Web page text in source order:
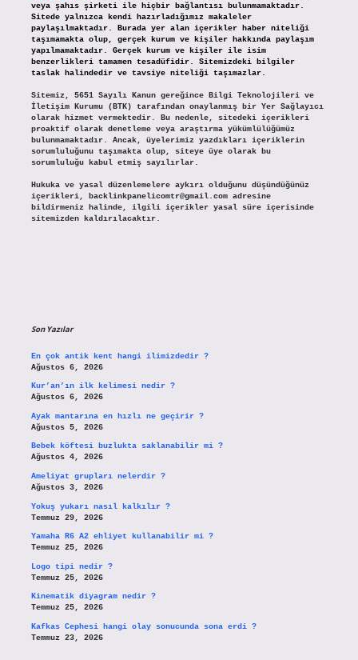
veya şahıs şirketi ile hiçbir bağlantısı bulunmamaktadır.
Sitede yalnızca kendi hazırladığımız makaleler
paylaşılmaktadır. Burada yer alan içerikler haber niteliği
taşımamakta olup, gerçek kurum ve kişiler hakkında paylaşım
yapılmamaktadır. Gerçek kurum ve kişiler ile isim
benzerlikleri tamamen tesadüfidir. Sitemizdeki bilgiler
taslak halindedir ve tavsiye niteliği taşımazlar.
Sitemiz, 5651 Sayılı Kanun gereğince Bilgi Teknolojileri ve
İletişim Kurumu (BTK) tarafından onaylanmış bir Yer Sağlayıcı
olarak hizmet vermektedir. Bu nedenle, sitedeki içerikleri
proaktif olarak denetleme veya araştırma yükümlülüğümüz
bulunmamaktadır. Ancak, üyelerimiz yazdıkları içeriklerin
sorumluluğunu taşımakta olup, siteye üye olarak bu
sorumluluğu kabul etmiş sayılırlar.
Hukuka ve yasal düzenlemelere aykırı olduğunu düşündüğünüz
içerikleri,
backlinkpanelicomtr@gmail.comadresine
bildirmeniz halinde, ilgili içerikler yasal süre içerisinde
sitemizden kaldırılacaktır.
Son Yazılar
En çok antik kent hangi ilimizdedir ?
Ağustos 6, 2026
Kur’an’ın ilk kelimesi nedir ?
Ağustos 6, 2026
Ayak mantarına en hızlı ne geçirir ?
Ağustos 5, 2026
Bebek köftesi buzlukta saklanabilir mi ?
Ağustos 4, 2026
Ameliyat grupları nelerdir ?
Ağustos 3, 2026
Yokuş yukarı nasıl kalkılır ?
Temmuz 29, 2026
Yamaha R6 A2 ehliyet kullanabilir mi ?
Temmuz 25, 2026
Logo tipi nedir ?
Temmuz 25, 2026
Kinematik diyagram nedir ?
Temmuz 25, 2026
Kafkas Cephesi hangi olay sonucunda sona erdi ?
Temmuz 23, 2026